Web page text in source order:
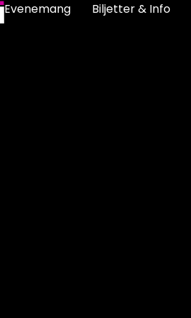
Evenemang Biljetter & Info